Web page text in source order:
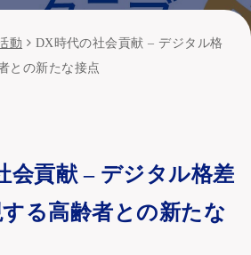
動
DX時代の社会貢献 – デジタル格
との新たな接点
会貢献 – デジタル格差
る高齢者との新たな